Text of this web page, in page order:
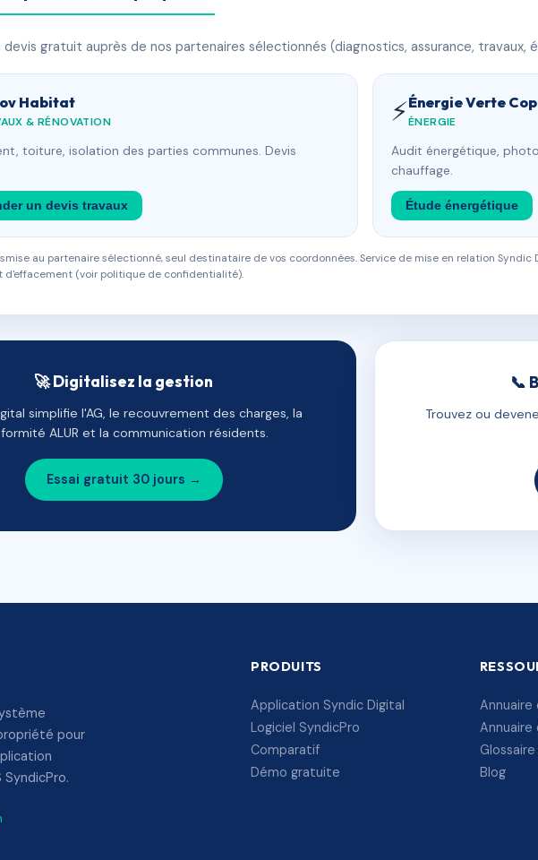
gratuit auprès de nos partenaires sélectionnés (diagnostics, assurance, travaux,
Habitat
& RÉNOVATION
toiture, isolation des parties communes. Devis
un devis travaux
⚡Énergie Verte
ÉNERGIE
Audit énergétique,
chauffage.
Étude énergétique
au partenaire sélectionné, seul destinataire de vos coordonnées. Service de mise en relation
d'effacement (voir politique de confidentialité).
🚀 Digitalisez la gestion
simplifie l'AG, le recouvrement des charges, la
ALUR et la communication résidents.
Essai gratuit 30 jours →
📞
Trouvez ou
pour
PRODUITS
Application Syndic Digital
Logiciel SyndicPro
Comparatif
Démo gratuite
Annuaire
Blog